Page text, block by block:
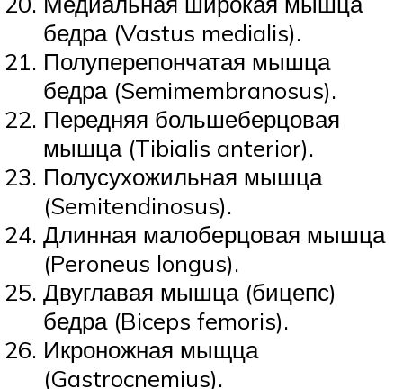
бедра (Vastus medialis).
Полуперепончатая мышца
бедра (Semimembranosus).
Передняя большеберцовая
мышца (Tibialis anterior).
Полусухожильная мышца
(Semitendinosus).
Длинная малоберцовая мышца
(Peroneus longus).
Двуглавая мышца (бицепс)
бедра (Biceps femoris).
Икроножная мыщца
(Gastrocnemius).